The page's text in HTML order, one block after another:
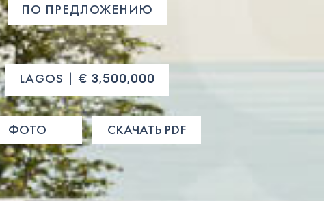
ПО ПРЕДЛОЖЕНИЮ
LAGOS | € 3,500,000
ФОТО СКАЧАТЬ PDF